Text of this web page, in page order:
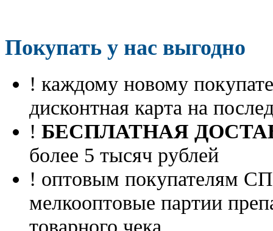
Покупать у нас выгодно
! каждому новому
дисконтная карта на
! БЕСПЛАТНАЯ
более 5 тысяч рублей
! оптовым покупателям
мелкооптовые партии
товарного чека